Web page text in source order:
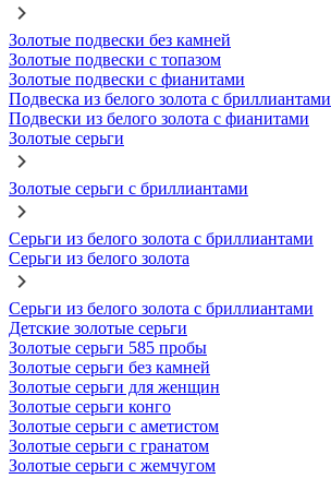
Золотые подвески без камней
Золотые подвески с топазом
Золотые подвески с фианитами
Подвеска из белого золота с бриллиантами
Подвески из белого золота с фианитами
Золотые серьги
Золотые серьги с бриллиантами
Серьги из белого золота с бриллиантами
Серьги из белого золота
Серьги из белого золота с бриллиантами
Детские золотые серьги
Золотые серьги 585 пробы
Золотые серьги без камней
Золотые серьги для женщин
Золотые серьги конго
Золотые серьги с аметистом
Золотые серьги с гранатом
Золотые серьги с жемчугом